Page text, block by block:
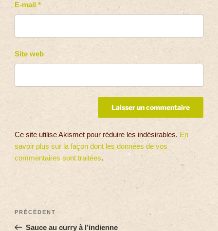
E-mail *
Site web
Ce site utilise Akismet pour réduire les indésirables. En
savoir plus sur la façon dont les données de vos
commentaires sont traitées.
PRÉCÉDENT
Sauce au curry à l’indienne